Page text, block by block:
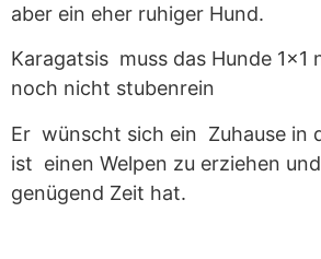
aber ein eher ruhiger Hund.
Karagatsis muss das Hunde 1×1
noch nicht stubenrein
Er wünscht sich ein Zuhause in
ist einen Welpen zu erziehen
genügend Zeit hat.